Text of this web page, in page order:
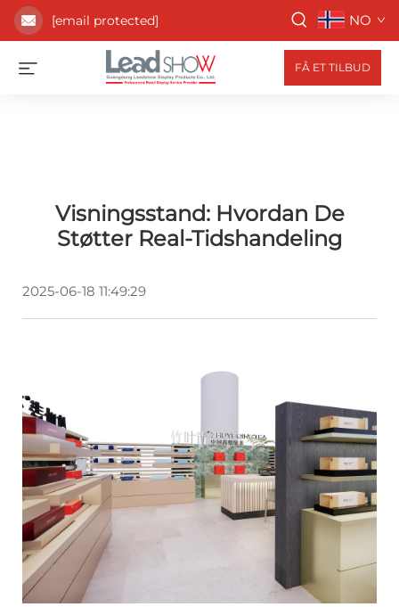
[email protected] NO
FÅ ET TILBUD
Visningsstand: Hvordan De
Støtter Real-Tidshandeling
2025-06-18 11:49:29